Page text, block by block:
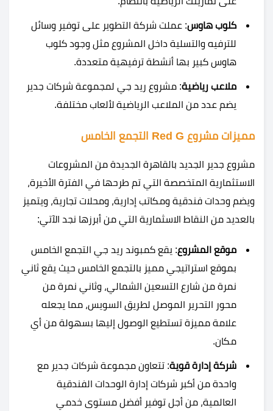
كلوب هاوس: عملت شركة التطوير على توفير وسائل
للترفيه والتسلية داخل المشروع مثل وجود كلوب
هاوس كبير بها أنشطة ترفيهية متعددة.
ملاعب رياضية: مشروع ريد جي لمجموعة شركات جدير
يضم عدد من الملاعب الرياضية لألعاب مختلفة.
مميزات مشروع Red G التجمع الخامس
مشروع جدير الجديد بالقاهرة الجديدة من المشروعات
الاستثمارية المتخصصة التي تم طرحها في الفترة الأخيرة،
ويضم وحدات فندقية ومكاتب إدارية، ومحلات تجارية، ويتميز
بالعديد من النقاط الاسثمارية التي من أبرزها نجد الآتي:
موقع المشروع: يقع كمبوند ريد جي التجمع الخامس
بموقع استراتيجي مميز بالتجمع الخامس حيث يقع ثاني
نمرة من شارع التسعين الشمالي، وثاني نمرة من
محور التحرير الموصل لطريق السويس، مما يجعله
علامة مميزة تستطيع الوصول إليها بسهولة من أي
مكان.
شركة إدارة قوية: تتعاون مجموعة شركات جدير مع
واحدة من أكبر شركات إدارة الوحدات الفندقية
العالمية، من أجل توفير أفضل مستوى خدمي